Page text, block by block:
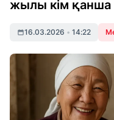
жылы кім
16.03.2026 • 14:22